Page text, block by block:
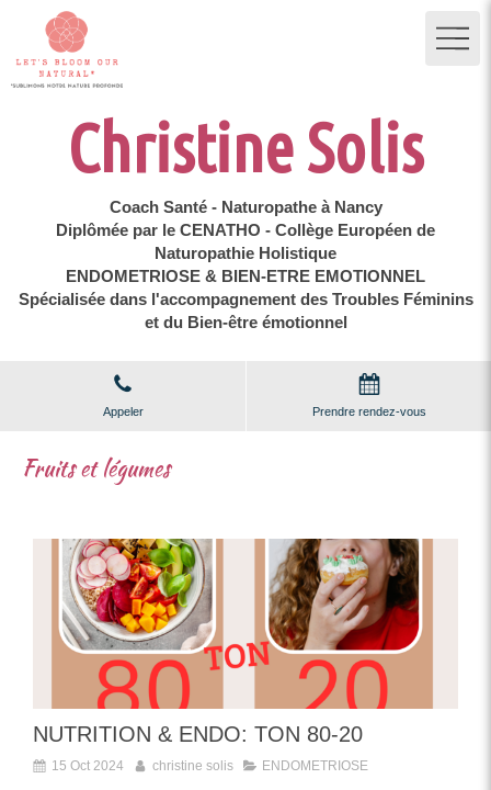
Christine Solis
Coach Santé - Naturopathe à Nancy
Diplômée par le CENATHO - Collège Européen de
Naturopathie Holistique
ENDOMETRIOSE & BIEN-ETRE EMOTIONNEL
Spécialisée dans l'accompagnement des Troubles Féminins
et du Bien-être émotionnel
Appeler Prendre rendez-vous
Fruits et légumes
NUTRITION & ENDO: TON 80-20
15 Oct 2024 christine solis ENDOMETRIOSE